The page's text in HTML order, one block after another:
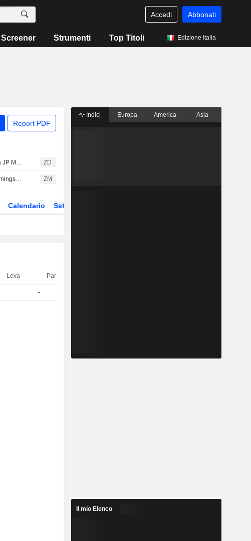
Accedi Abbonati
Screener Strumenti Top Titoli Edizione Italia
Report PDF
CONTINENTAL AG: giudizio positivo da JP Morgan ZD
Continental AG: giudizio positivo di Morningstar ZM
Calendario Settore
Leva Parità
-
Indici Europa America Asia
Il mio Elenco